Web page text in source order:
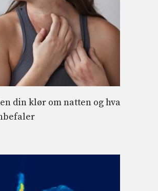
din klør om natten og hva